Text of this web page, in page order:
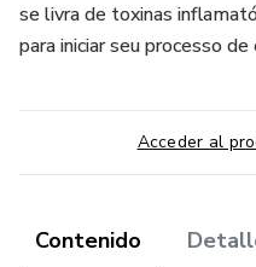
se livra de toxinas
para iniciar seu processo
Acceder al
Contenido